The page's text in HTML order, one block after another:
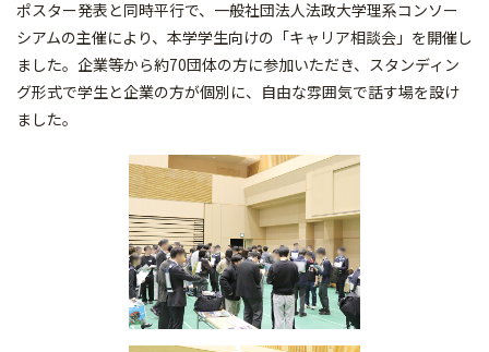
ポスター発表と同時平行で、一般社団法人法政大学理系コンソー
シアムの主催により、本学学生向けの「キャリア相談会」を開催し
ました。企業等から約70団体の方に参加いただき、スタンディン
グ形式で学生と企業の方が個別に、自由な雰囲気で話す場を設け
ました。